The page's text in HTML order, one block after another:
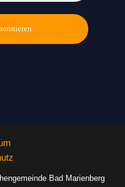
Bad Marienberg